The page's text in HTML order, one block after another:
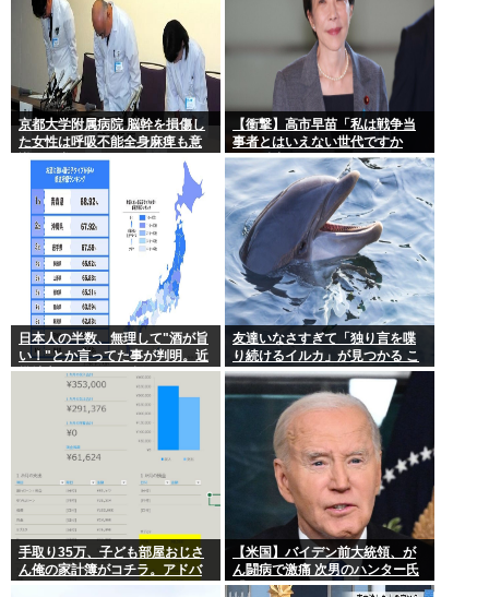
京都大学附属病院 脳幹を損傷し
た女性は呼吸不能全身麻痺も意
識は正常 やったね、たえちゃ
【衝撃】高市早苗「私は戦争当
事者とはいえない世代ですか
ら、反省なんかしておりません
（笑）」河野洋平「私は議員と
違う価値基準だ」
日本人の半数、無理して"酒が旨
い！"とか言ってた事が判明。近
畿地方に関しては6割が下戸
友達いなさすぎて「独り言を喋
り続けるイルカ」が見つかる こ
れぼく
手取り35万、子ども部屋おじさ
ん俺の家計簿がコチラ。アドバ
【米国】バイデン前大統領、が
ん闘病で激痛 次男のハンター氏
「見ていてとてもつらい」